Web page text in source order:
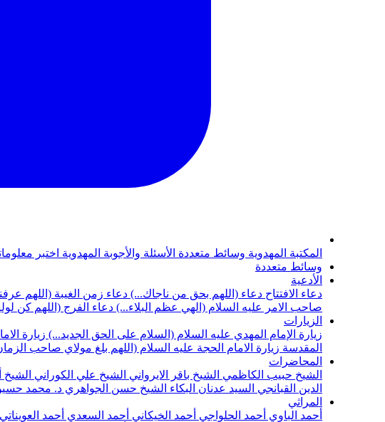
المكتبة المهدوية وسائط متعددة الأسئلة والأجوبة المهدوية اختبر
وسائط متعددة
الأدعية
دعاء الافتتاح دعاء (اللهم بحق من ناجاك...) دعاء زمن الغيبة (اللهم
صاحب الامر عليه السلام (الهي عظم البلاء...) دعاء الفرج (اللهم كن
الزيارات
زيارة الإمام المهدي عليه السلام (السلام على الحق الجديد...) زيارة
المقدسة زيارة الامام الحجة عليه السلام (اللهم بلغ مولاي صاحب
المحاضرات
الشيخ حبيب الكاظمي الشيخ باقر الايرواني الشيخ علي الكوراني الشيخ
الدين القبانجي السيد عدنان البكاء الشيخ حسن الجواهري د. محمد
المراثي
أحمد الباوي أحمد الحلواجي أحمد الخيكاني أحمد السعدي أحمد العويناتي